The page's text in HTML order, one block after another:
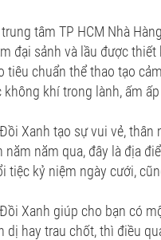
tâm TP HCM Nhà
đại sảnh và lầu được
tiêu chuẩn thể thao tạo
không khí trong lành, ấm
Xanh tạo sự vui vẻ,
năm năm qua, đây là địa
tiệc kỷ niệm ngày cưới,
Xanh giúp cho bạn có
dị hay trau chốt, thì điều